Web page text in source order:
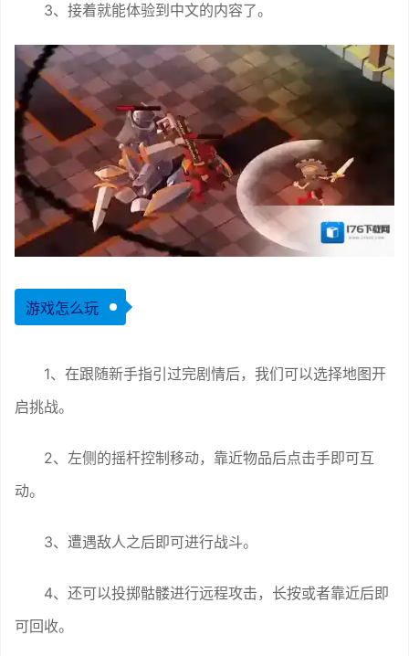
3、接着就能体验到中文的内容了。
游戏怎么玩
1、在跟随新手指引过完剧情后，我们可以选择地图开
启挑战。
2、左侧的摇杆控制移动，靠近物品后点击手即可互
动。
3、遭遇敌人之后即可进行战斗。
4、还可以投掷骷髅进行远程攻击，长按或者靠近后即
可回收。